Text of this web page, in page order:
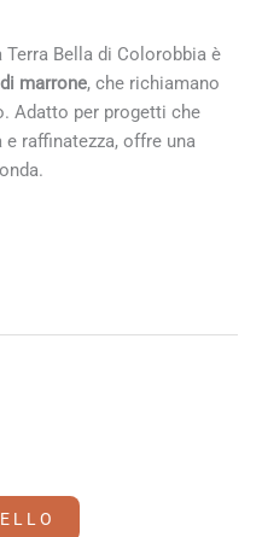
Bella di Colorobbia è
marrone, che richiamano
Adatto per progetti che
raffinatezza, offre una